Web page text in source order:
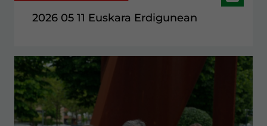
2026 05 11 Euskara Erdigunean